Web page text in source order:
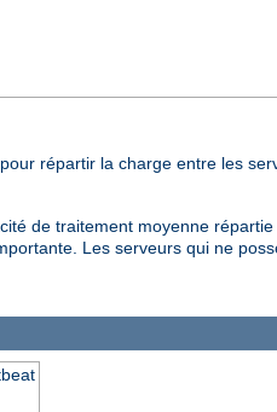
pour répartir la charge entre les
de traitement moyenne
Les serveurs qui ne